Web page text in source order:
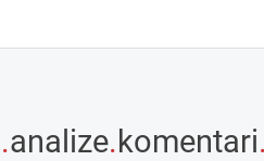
.analize.komentari.